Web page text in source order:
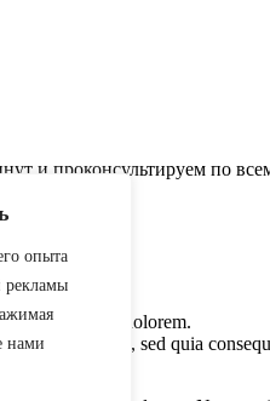
опыта
рекламы
нами
и проконсультируем по
accusantium dolorem.
odit aut fugit, sed quia